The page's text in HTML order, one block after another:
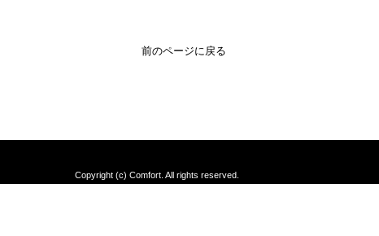
前のページに戻る
Copyright (c) Comfort. All rights reserved.